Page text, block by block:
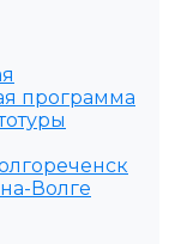
программа
Волге